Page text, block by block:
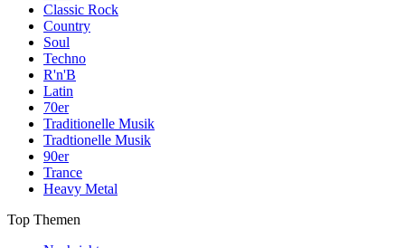
Classic Rock
Country
Soul
Techno
R'n'B
Latin
70er
Traditionelle Musik
Tradtionelle Musik
90er
Trance
Heavy Metal
Top Themen